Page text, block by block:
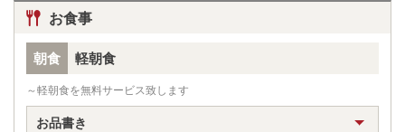
お食事
朝食 軽朝食
～軽朝食を無料サービス致します
お品書き